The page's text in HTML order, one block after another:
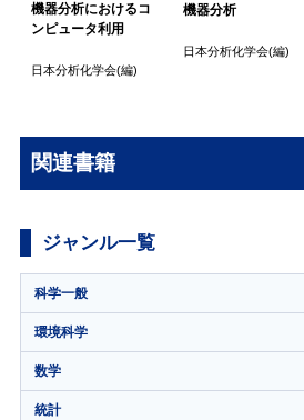
機器分析におけるコ
ンピュータ利用
日本分析化学会(編)
機器分析
日本分析化学会(編)
関連書籍
ジャンル一覧
科学一般
環境科学
数学
統計